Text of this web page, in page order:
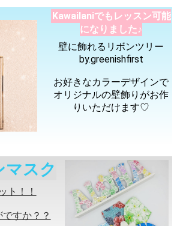
Kawailaniでもレッスン可能
になりました♪
壁に飾れるリボンツリー
by.greenishfirst
お好きなカラーデザインで
オリジナルの壁飾りがお作
りいただけます♡
スク
ト！！
すか？？